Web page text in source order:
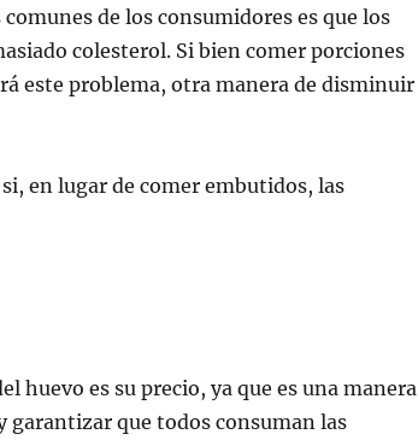
de los consumidores es que los
colesterol. Si bien comer porciones
este problema, otra manera de disminuir
en lugar de comer embutidos, las
huevo es su precio, ya que es una manera
garantizar que todos consuman las